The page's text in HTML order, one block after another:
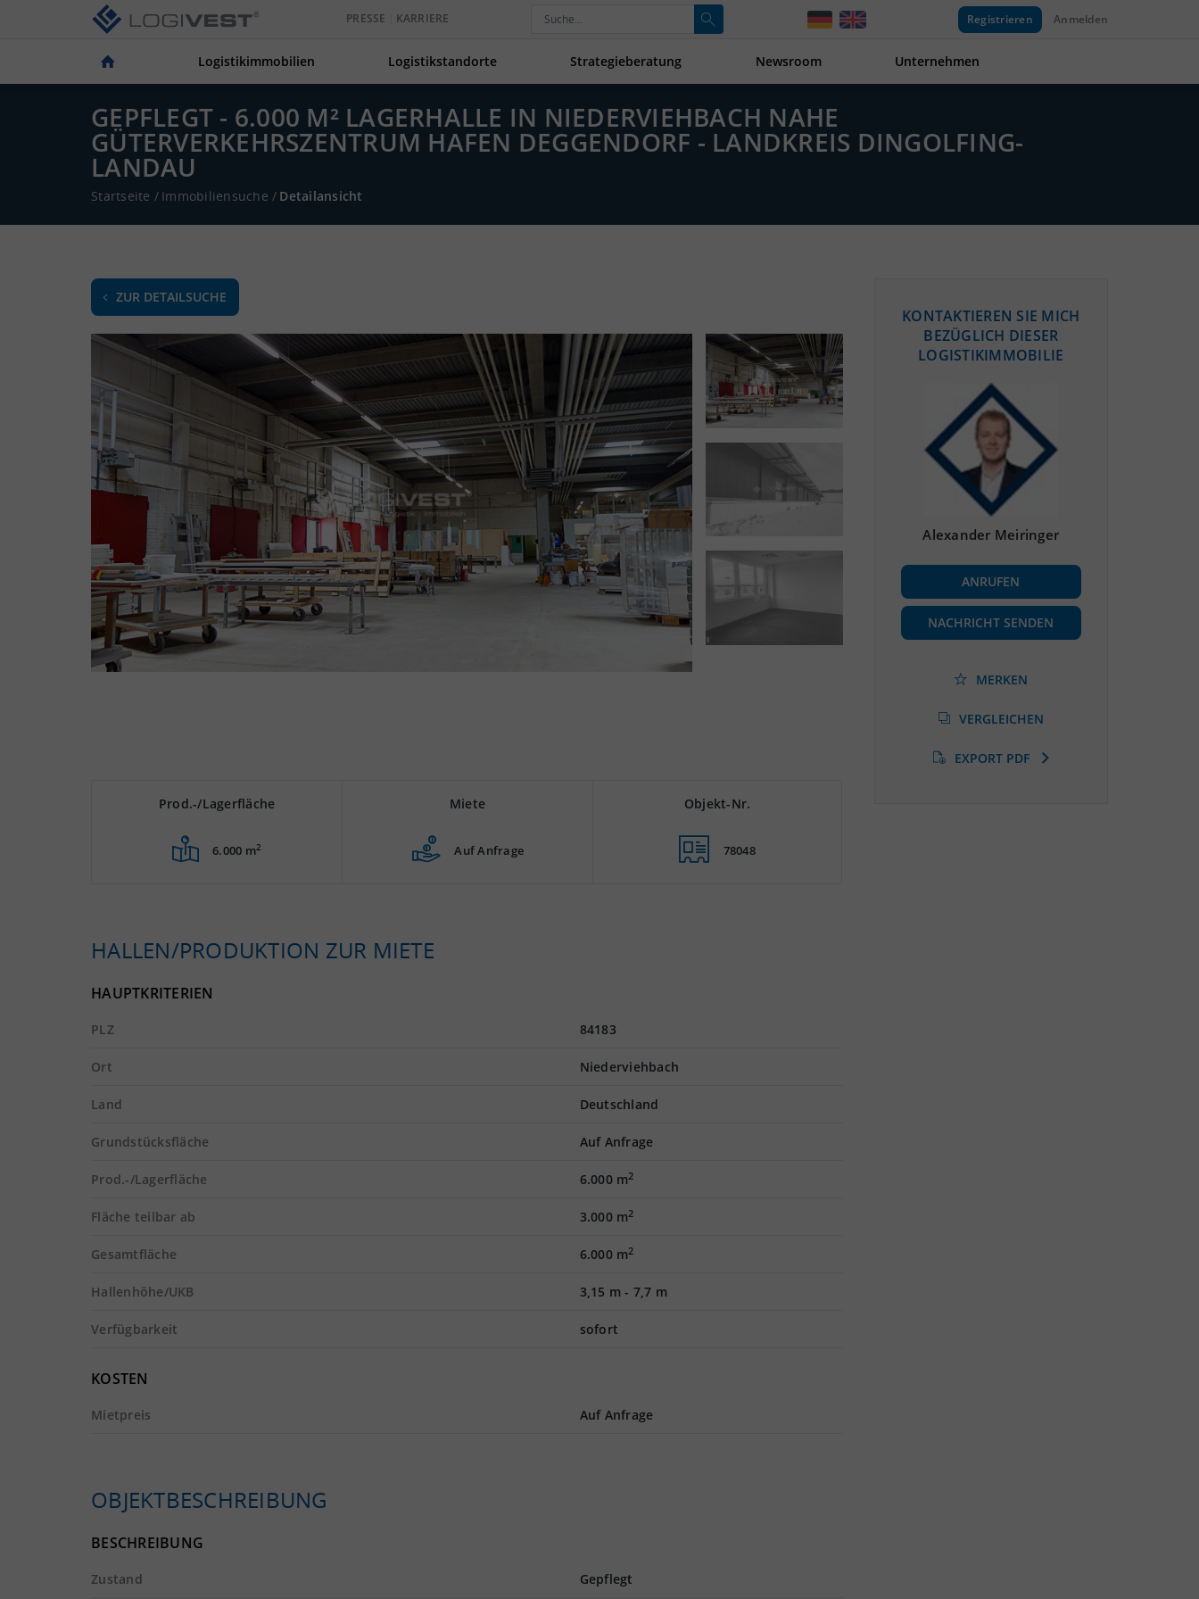
PRESSE KARRIERE Registrieren Anmelden
Logistikimmobilien Logistikstandorte Strategieberatung Newsroom Unternehmen
GEPFLEGT - 6.000 M² LAGERHALLE IN NIEDERVIEHBACH NAHE
GÜTERVERKEHRSZENTRUM HAFEN DEGGENDORF - LANDKREIS DINGOLFING-
LANDAU
Startseite / Immobiliensuche / Detailansicht
ZUR DETAILSUCHE
Prod.-/Lagerfläche
6.000 m2
Miete
Auf Anfrage
Objekt-Nr.
78048
HALLEN/PRODUKTION ZUR MIETE
HAUPTKRITERIEN
PLZ 84183
Ort Niederviehbach
Land Deutschland
Grundstücksfläche Auf Anfrage
Prod.-/Lagerfläche 6.000 m2
Fläche teilbar ab 3.000 m2
Gesamtfläche 6.000 m2
Hallenhöhe/UKB 3,15 m- 7,7 m
Verfügbarkeit sofort
KOSTEN
Mietpreis Auf Anfrage
OBJEKTBESCHREIBUNG
BESCHREIBUNG
Zustand Gepflegt
KONTAKTIEREN SIE MICH
BEZÜGLICH DIESER
LOGISTIKIMMOBILIE
Alexander Meiringer
ANRUFEN
NACHRICHT SENDEN
MERKEN
VERGLEICHEN
EXPORT PDF